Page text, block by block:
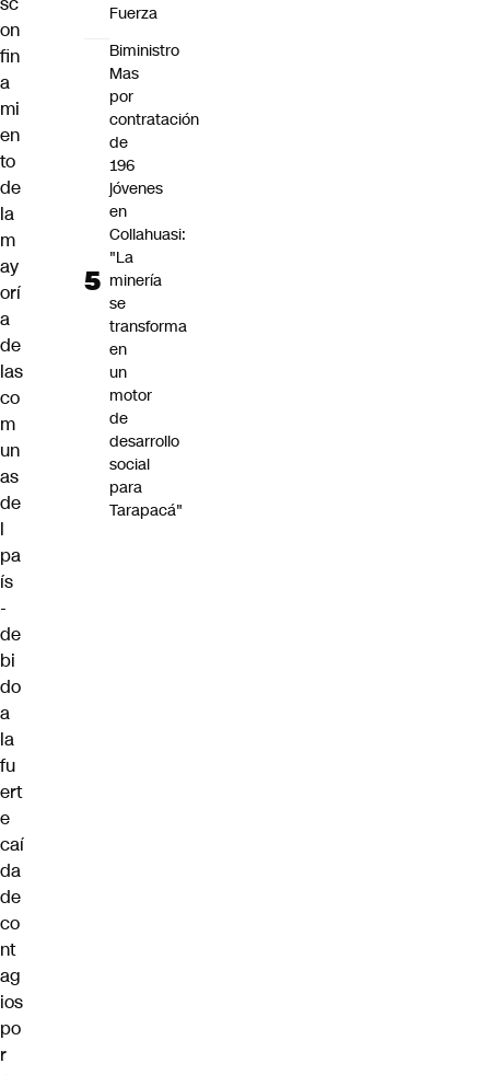
on
fin
a
mi
en
to
de
la
m
ay
orí
a
de
las
co
m
un
as
de
l
pa
ís
-
de
bi
do
a
la
fu
ert
e
caí
da
de
co
nt
ag
ios
po
r
Fuerza
Biministro
Mas
por
contratación
de
196
jóvenes
en
Collahuasi:
"La
minería
se
transforma
en
un
motor
de
desarrollo
social
para
Tarapacá"